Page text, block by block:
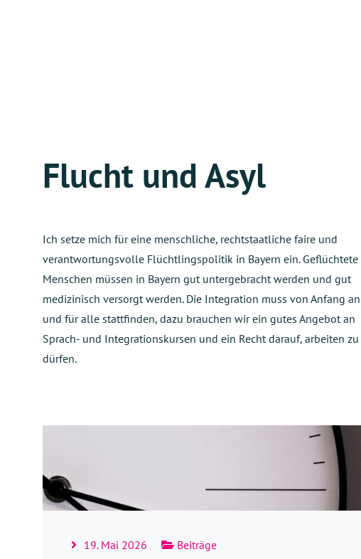
Flucht und Asyl
Ich setze mich für eine menschliche, rechtstaatliche faire und
verantwortungsvolle Flüchtlingspolitik in Bayern ein. Geflüchtete
Menschen müssen in Bayern gut untergebracht werden und gut
medizinisch versorgt werden. Die Integration muss von Anfang an
und für alle stattfinden, dazu brauchen wir ein gutes Angebot an
Sprach- und Integrationskursen und ein Recht darauf, arbeiten zu
dürfen.
19. Mai 2026 Beiträge